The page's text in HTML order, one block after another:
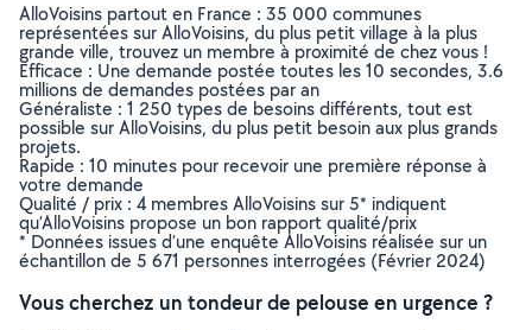
AlloVoisins partout en France : 35 000 communes
représentées sur AlloVoisins, du plus petit village à la plus
grande ville, trouvez un membre à proximité de chez vous !
Efficace : Une demande postée toutes les 10 secondes, 3.6
millions de demandes postées par an
Généraliste : 1 250 types de besoins différents, tout est
possible sur AlloVoisins, du plus petit besoin aux plus grands
projets.
Rapide : 10 minutes pour recevoir une première réponse à
votre demande
Qualité / prix : 4 membres AlloVoisins sur 5* indiquent
qu’AlloVoisins propose un bon rapport qualité/prix
* Données issues d’une enquête AlloVoisins réalisée sur un
échantillon de 5 671 personnes interrogées (Février 2024)
Vous cherchez un tondeur de pelouse en urgence ?